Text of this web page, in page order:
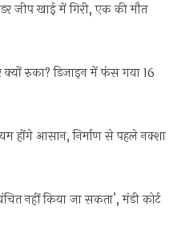
जीप खाई में गिरी, एक की मौत
रुका? डिजाइन में फंस गया 16
होंगे आसान, निर्माण से पहले नक्शा
नहीं किया जा सकता’, मंडी कोर्ट